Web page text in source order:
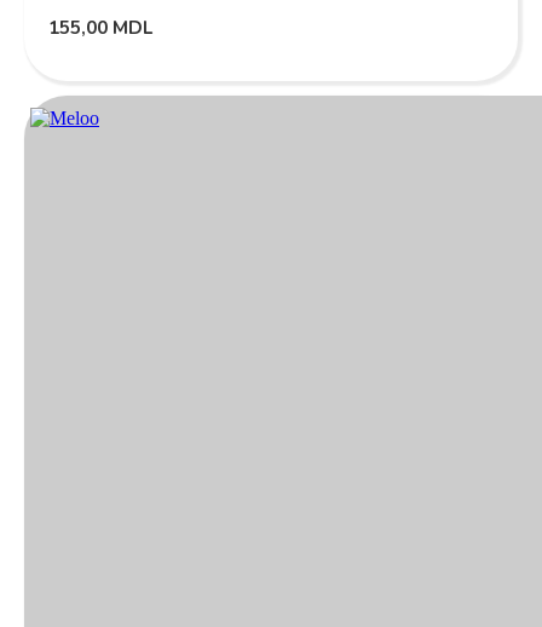
155,00 MDL